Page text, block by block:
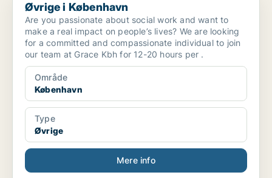
Øvrige i København
Are you passionate about social work and want to
make a real impact on people’s lives? We are looking
for a committed and compassionate individual to join
our team at Grace Kbh for 12-20 hours per .
Område
København
Type
Øvrige
Mere info